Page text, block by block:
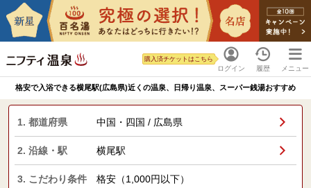
ログイン
購入済チケットはこちら
履歴 メニュー
格安で入浴できる横尾駅(広島県)近くの温泉、日帰り温泉、スーパー銭湯おすすめ
1. 都道府県 中国・四国 / 広島県
2. 沿線・駅 横尾駅
3. こだわり条件 格安（1,000円以下）